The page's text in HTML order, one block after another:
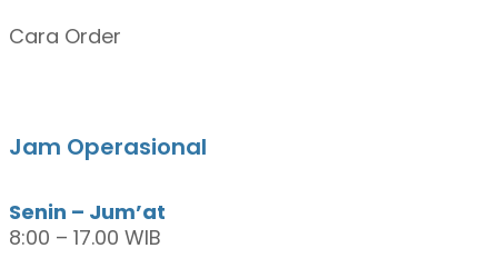
Cara Order
Jam Operasional
Senin – Jum’at
8:00 – 17.00 WIB